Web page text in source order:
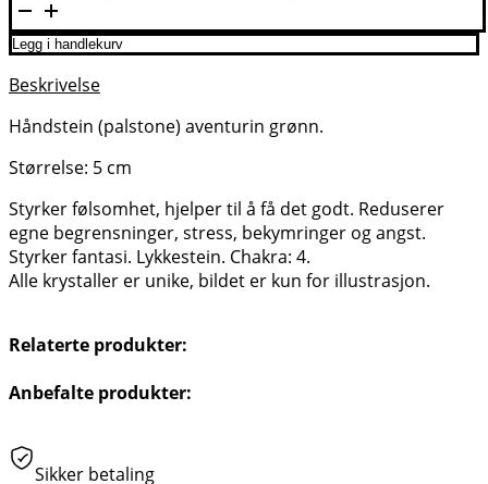
Legg i handlekurv
Beskrivelse
Håndstein (palstone) aventurin grønn.
Størrelse: 5 cm
Styrker følsomhet, hjelper til å få det godt. Reduserer
egne begrensninger, stress, bekymringer og angst.
Styrker fantasi. Lykkestein. Chakra: 4.
Alle krystaller er unike, bildet er kun for illustrasjon.
Relaterte produkter:
Anbefalte produkter:
Sikker betaling